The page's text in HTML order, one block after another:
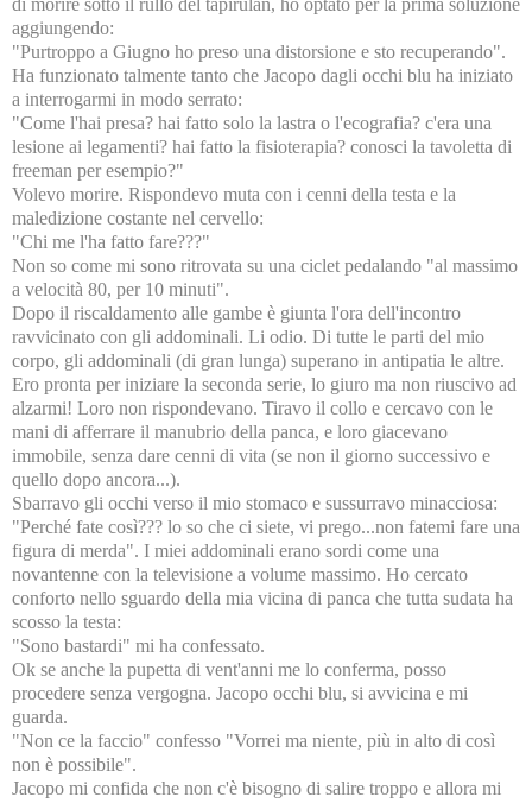
di morire sotto il rullo del tapirulan, ho optato per la prima soluzione
aggiungendo:
"Purtroppo a Giugno ho preso una distorsione e sto recuperando".
Ha funzionato talmente tanto che Jacopo dagli occhi blu ha iniziato
a interrogarmi in modo serrato:
"Come l'hai presa? hai fatto solo la lastra o l'ecografia? c'era una
lesione ai legamenti? hai fatto la fisioterapia? conosci la tavoletta di
freeman per esempio?"
Volevo morire. Rispondevo muta con i cenni della testa e la
maledizione costante nel cervello:
"Chi me l'ha fatto fare???"
Non so come mi sono ritrovata su una ciclet pedalando "al massimo
a velocità 80, per 10 minuti".
Dopo il riscaldamento alle gambe è giunta l'ora dell'incontro
ravvicinato con gli addominali. Li odio. Di tutte le parti del mio
corpo, gli addominali (di gran lunga) superano in antipatia le altre.
Ero pronta per iniziare la seconda serie, lo giuro ma non riuscivo ad
alzarmi! Loro non rispondevano. Tiravo il collo e cercavo con le
mani di afferrare il manubrio della panca, e loro giacevano
immobile, senza dare cenni di vita (se non il giorno successivo e
quello dopo ancora...).
Sbarravo gli occhi verso il mio stomaco e sussurravo minacciosa:
"Perché fate così??? lo so che ci siete, vi prego...non fatemi fare una
figura di merda". I miei addominali erano sordi come una
novantenne con la televisione a volume massimo. Ho cercato
conforto nello sguardo della mia vicina di panca che tutta sudata ha
scosso la testa:
"Sono bastardi" mi ha confessato.
Ok se anche la pupetta di vent'anni me lo conferma, posso
procedere senza vergogna. Jacopo occhi blu, si avvicina e mi
guarda.
"Non ce la faccio" confesso "Vorrei ma niente, più in alto di così
non è possibile".
Jacopo mi confida che non c'è bisogno di salire troppo e allora mi